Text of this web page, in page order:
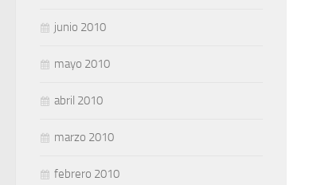
junio 2010
mayo 2010
abril 2010
marzo 2010
febrero 2010